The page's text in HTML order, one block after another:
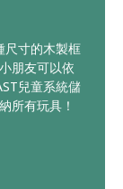
尺寸的木製框
朋友可以依
兒童系統儲
所有玩具！